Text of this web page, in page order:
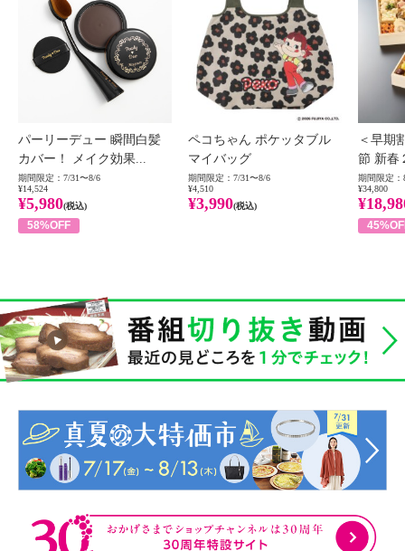
パーリーデュー 瞬間白髪
カバー！ メイク効果...
期間限定：7/31〜8/6
¥14,524
¥5,980(税込)
58%OFF
ペコちゃん ポケッタブル
マイバッグ
期間限定：7/31〜8/6
¥4,510
¥3,990(税込)
＜早期
節 新春
期間限定：
¥34,800